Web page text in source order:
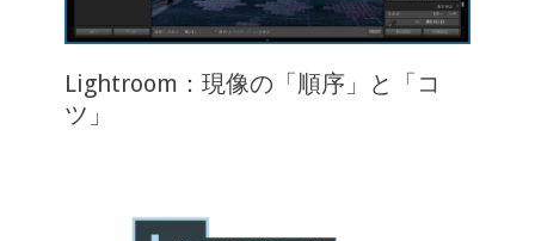
Lightroom：現像の「順序」と「コ
ツ」